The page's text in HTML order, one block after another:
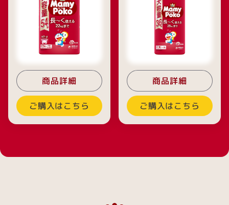
商品詳細
ご購入はこちら
商品詳細
ご購入はこちら